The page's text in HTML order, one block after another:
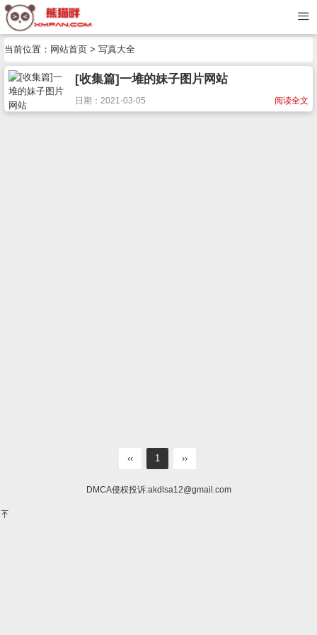
当前位置： 网站首页 > 写真大全
[收集篇]一堆的妹子图片网站
阅读全文
日期：2021-03-05
‹‹ 1 ››
DMCA侵权投诉:akdlsa12@gmail.com